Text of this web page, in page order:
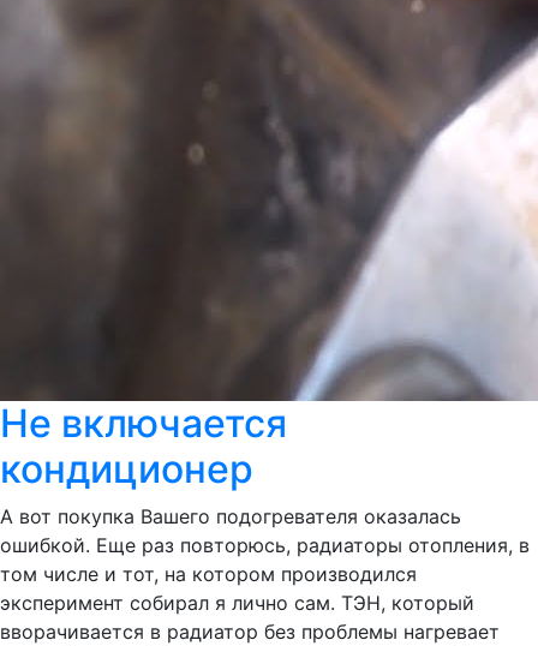
Не включается
кондиционер
А вот покупка Вашего подогревателя оказалась
ошибкой. Еще раз повторюсь, радиаторы отопления, в
том числе и тот, на котором производился
эксперимент собирал я лично сам. ТЭН, который
вворачивается в радиатор без проблемы нагревает